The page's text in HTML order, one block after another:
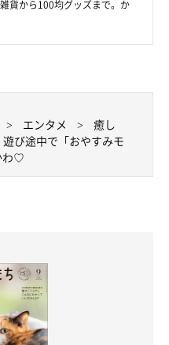
もち」「#いぬのきもち部」
部」でご投稿いただいた素敵
）
貨から100均グッズまで。か
エンタメ
癒し
び途中で「おやすみモ
わ♡